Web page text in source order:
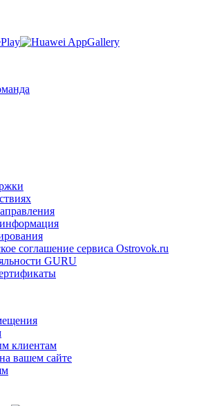
соглашение сервиса Ostrovok.ru
GURU
клиентам
вашем сайте